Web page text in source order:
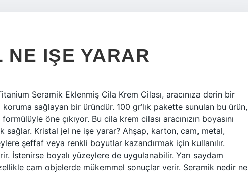
IŞE YARAR
Seramik Eklenmiş Cila Krem Cilası, aracınıza derin bir
sağlayan bir üründür. 100 gr’lık pakette sunulan bu ürün,
öne çıkıyor. Bu cila krem ​​cilası aracınızın boyasını
sağlar. Kristal jel ne işe yarar? Ahşap, karton, cam, metal,
şeffaf veya renkli boyutlar kazandırmak için kullanılır.
İstenirse boyalı yüzeylere de uygulanabilir. Yarı saydam
cam objelerde mükemmel sonuçlar verir. Seramik nedir ne